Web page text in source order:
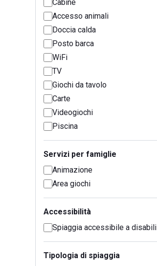
Cabine
Accesso animali
Doccia calda
Posto barca
WiFi
TV
Giochi da tavolo
Carte
Videogiochi
Piscina
Servizi per famiglie
Animazione
Area giochi
Accessibilità
Spiaggia accessibile a disabili
Tipologia di spiaggia